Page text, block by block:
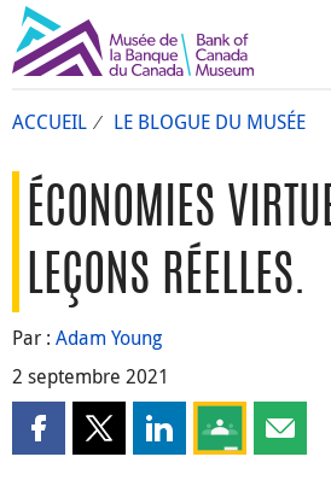
ACCUEIL LE BLOGUE DU MUSÉE
ÉCONOMIES
LEÇONS RÉELLES.
Par : Adam Young
2 septembre 2021
Partager cette page sur Facebook
Partager cette page sur X
Partager cette page
Partagez